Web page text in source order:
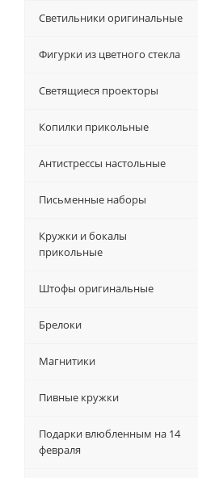
Светильники оригинальные
Фигурки из цветного стекла
Светящиеся проекторы
Копилки прикольные
Антистрессы настольные
Письменные наборы
Кружки и бокалы
прикольные
Штофы оригинальные
Брелоки
Магнитики
Пивные кружки
Подарки влюбленным на 14
февраля